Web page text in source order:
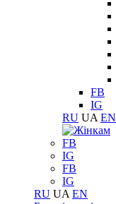
FB
IG
RU UA EN
FB
IG
FB
IG
RU UA EN